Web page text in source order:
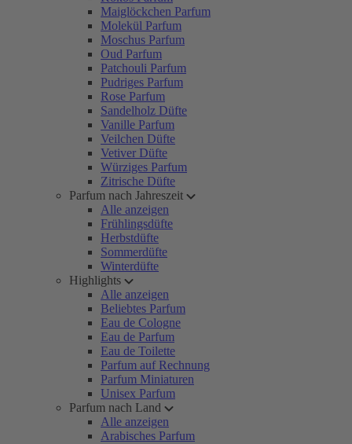
Maiglöckchen Parfum
Molekül Parfum
Moschus Parfum
Oud Parfum
Patchouli Parfum
Pudriges Parfum
Rose Parfum
Sandelholz Düfte
Vanille Parfum
Veilchen Düfte
Vetiver Düfte
Würziges Parfum
Zitrische Düfte
Parfum nach Jahreszeit
Alle anzeigen
Frühlingsdüfte
Herbstdüfte
Sommerdüfte
Winterdüfte
Highlights
Alle anzeigen
Beliebtes Parfum
Eau de Cologne
Eau de Parfum
Eau de Toilette
Parfum auf Rechnung
Parfum Miniaturen
Unisex Parfum
Parfum nach Land
Alle anzeigen
Arabisches Parfum